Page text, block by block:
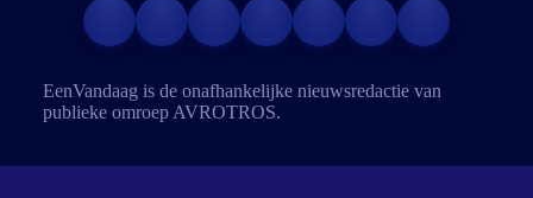
EenVandaag is de onafhankelijke nieuwsredactie van
publieke omroep AVROTROS.